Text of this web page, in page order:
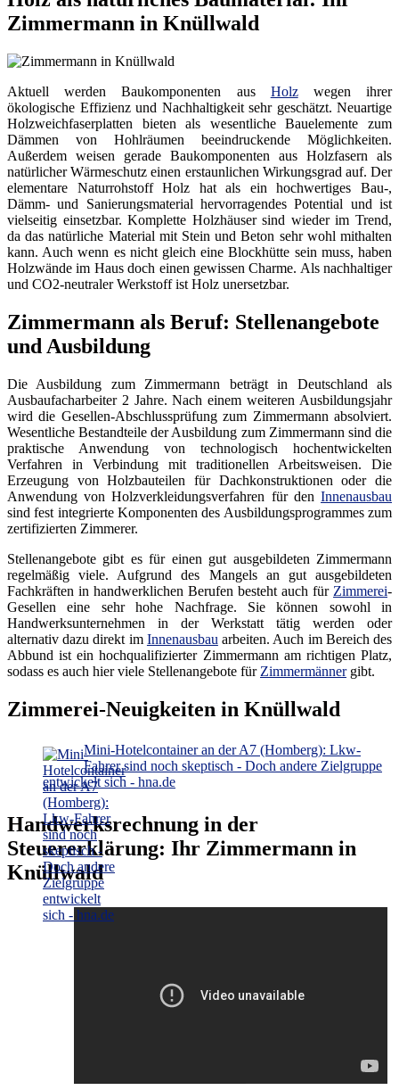
Zimmermann in Knüllwald
Aktuell werden Baukomponenten aus Holzwegen ihrer
ökologische Effizienz und Nachhaltigkeit sehr geschätzt. Neuartige
Holzweichfaserplatten bieten als wesentliche Bauelemente zum
Dämmen von Hohlräumen beeindruckende Möglichkeiten.
Außerdem weisen gerade Baukomponenten aus Holzfasern als
natürlicher Wärmeschutz einen erstaunlichen Wirkungsgrad auf. Der
elementare Naturrohstoff Holz hat als ein hochwertiges Bau-,
Dämm- und Sanierungsmaterial hervorragendes Potential und ist
vielseitig einsetzbar. Komplette Holzhäuser sind wieder im Trend,
da das natürliche Material mit Stein und Beton sehr wohl mithalten
kann. Auch wenn es nicht gleich eine Blockhütte sein muss, haben
Holzwände im Haus doch einen gewissen Charme. Als nachhaltiger
und CO2-neutraler Werkstoff ist Holz unersetzbar.
Zimmermann als Beruf: Stellenangebote
und Ausbildung
Die Ausbildung zum Zimmermann beträgt in Deutschland als
Ausbaufacharbeiter 2 Jahre. Nach einem weiteren Ausbildungsjahr
wird die Gesellen-Abschlussprüfung zum Zimmermann absolviert.
Wesentliche Bestandteile der Ausbildung zum Zimmermann sind die
praktische Anwendung von technologisch hochentwickelten
Verfahren in Verbindung mit traditionellen Arbeitsweisen. Die
Erzeugung von Holzbauteilen für Dachkonstruktionen oder die
Anwendung von Holzverkleidungsverfahren für den Innenausbau
sind fest integrierte Komponenten des Ausbildungsprogrammes zum
zertifizierten Zimmerer.
Stellenangebote gibt es für einen gut ausgebildeten Zimmermann
regelmäßig viele. Aufgrund des Mangels an gut ausgebildeten
Fachkräften in handwerklichen Berufen besteht auch für Zimmerei-
Gesellen eine sehr hohe Nachfrage. Sie können sowohl in
Handwerksunternehmen in der Werkstatt tätig werden oder
alternativ dazu direkt im Innenausbau arbeiten. Auch im Bereich des
Abbund ist ein hochqualifizierter Zimmermann am richtigen Platz,
sodass es auch hier viele Stellenangebote für Zimmermännergibt.
Zimmerei-Neuigkeiten in Knüllwald
Mini-Hotelcontainer an der A7 (Homberg): Lkw-
Fahrer sind noch skeptisch - Doch andere Zielgruppe
entwickelt sich - hna.de
Handwerksrechnung in der
Steuererklärung: Ihr Zimmermann in
Knüllwald